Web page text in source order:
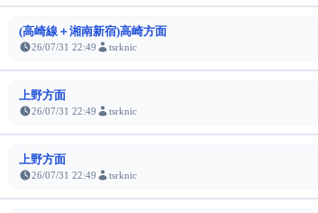
(高崎線＋湘南新宿)高崎方面
26/07/31 22:49 tsrknic
上野方面
26/07/31 22:49 tsrknic
上野方面
26/07/31 22:49 tsrknic